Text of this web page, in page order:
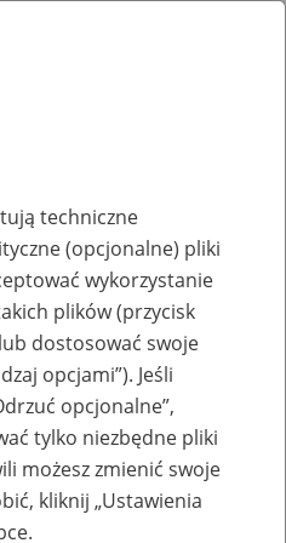
techniczne
(opcjonalne) pliki
wykorzystanie
plików (przycisk
dostosować swoje
opcjami”). Jeśli
opcjonalne”,
tylko niezbędne pliki
możesz zmienić swoje
kliknij „Ustawienia